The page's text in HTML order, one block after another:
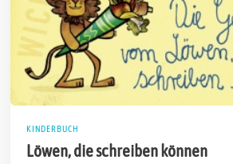
KINDERBUCH
Löwen, die schreiben können